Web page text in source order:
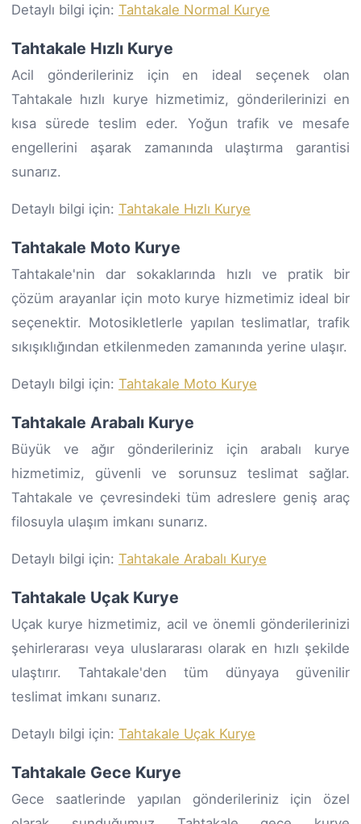
Detaylı bilgi için: Tahtakale Normal Kurye
Tahtakale Hızlı Kurye
Acil gönderileriniz için en ideal seçenek olan
Tahtakale hızlı kurye hizmetimiz, gönderilerinizi en
kısa sürede teslim eder. Yoğun trafik ve mesafe
engellerini aşarak zamanında ulaştırma garantisi
sunarız.
Detaylı bilgi için: Tahtakale Hızlı Kurye
Tahtakale Moto Kurye
Tahtakale'nin dar sokaklarında hızlı ve pratik bir
çözüm arayanlar için moto kurye hizmetimiz ideal bir
seçenektir. Motosikletlerle yapılan teslimatlar, trafik
sıkışıklığından etkilenmeden zamanında yerine ulaşır.
Detaylı bilgi için: Tahtakale Moto Kurye
Tahtakale Arabalı Kurye
Büyük ve ağır gönderileriniz için arabalı kurye
hizmetimiz, güvenli ve sorunsuz teslimat sağlar.
Tahtakale ve çevresindeki tüm adreslere geniş araç
filosuyla ulaşım imkanı sunarız.
Detaylı bilgi için: Tahtakale Arabalı Kurye
Tahtakale Uçak Kurye
Uçak kurye hizmetimiz, acil ve önemli gönderilerinizi
şehirlerarası veya uluslararası olarak en hızlı şekilde
ulaştırır. Tahtakale'den tüm dünyaya güvenilir
teslimat imkanı sunarız.
Detaylı bilgi için: Tahtakale Uçak Kurye
Tahtakale Gece Kurye
Gece saatlerinde yapılan gönderileriniz için özel